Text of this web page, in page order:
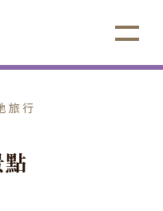
旅行
點